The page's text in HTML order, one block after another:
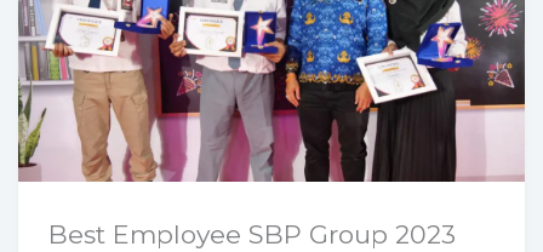
Best Employee SBP Group 2023